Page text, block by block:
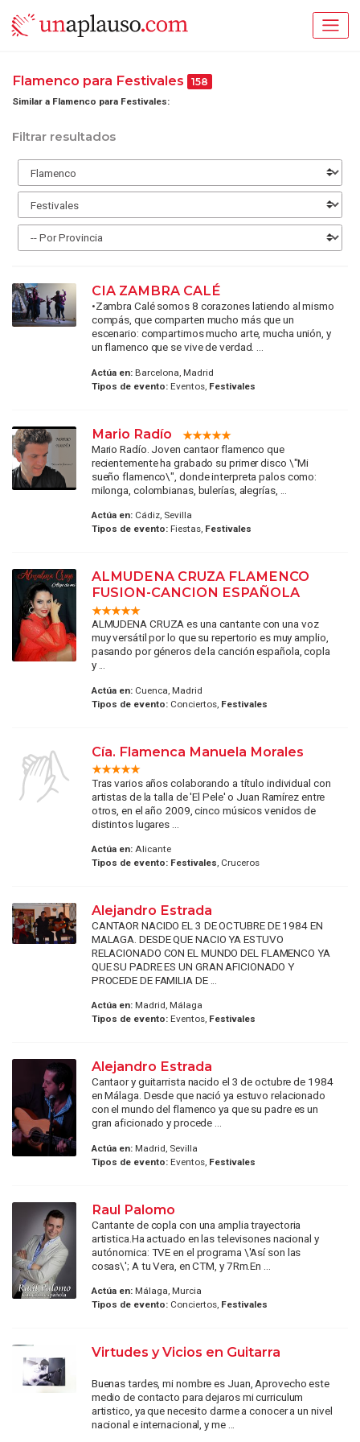
Flamenco para Festivales 158
Similar a Flamenco para Festivales:
Filtrar resultados
CIA ZAMBRA CALÉ
•Zambra Calé somos 8 corazones latiendo al mismo
compás, que comparten mucho más que un
escenario: compartimos mucho arte, mucha unión, y
un flamenco que se vive de verdad. ...
Actúa en:Barcelona, Madrid
Tipos de evento:Eventos, Festivales
Mario Radío
Mario Radío. Joven cantaor flamenco que
recientemente ha grabado su primer disco \"Mi
sueño flamenco\", donde interpreta palos como:
milonga, colombianas, bulerías, alegrías, ...
Actúa en:Cádiz, Sevilla
Tipos de evento:Fiestas, Festivales
ALMUDENA CRUZA FLAMENCO
FUSION-CANCION ESPAÑOLA
ALMUDENA CRUZA es una cantante con una voz
muy versátil por lo que su repertorio es muy amplio,
pasando por géneros de la canción española, copla
y ...
Actúa en:Cuenca, Madrid
Tipos de evento:Conciertos, Festivales
Cía. Flamenca Manuela Morales
Tras varios años colaborando a título individual con
artistas de la talla de 'El Pele' o Juan Ramírez entre
otros, en el año 2009, cinco músicos venidos de
distintos lugares ...
Actúa en:Alicante
Tipos de evento: Festivales, Cruceros
Alejandro Estrada
CANTAOR NACIDO EL 3 DE OCTUBRE DE 1984 EN
MALAGA. DESDE QUE NACIO YA ESTUVO
RELACIONADO CON EL MUNDO DEL FLAMENCO YA
QUE SU PADRE ES UN GRAN AFICIONADO Y
PROCEDE DE FAMILIA DE ...
Actúa en:Madrid, Málaga
Tipos de evento:Eventos, Festivales
Alejandro Estrada
Cantaor y guitarrista nacido el 3 de octubre de 1984
en Málaga. Desde que nació ya estuvo relacionado
con el mundo del flamenco ya que su padre es un
gran aficionado y procede ...
Actúa en:Madrid, Sevilla
Tipos de evento:Eventos, Festivales
Raul Palomo
Cantante de copla con una amplia trayectoria
artistica.Ha actuado en las televisones nacional y
autónomica: TVE en el programa \'Así son las
cosas\'; A tu Vera, en CTM, y 7Rm.En ...
Actúa en:Málaga, Murcia
Tipos de evento:Conciertos, Festivales
Virtudes y Vicios en Guitarra
Buenas tardes, mi nombre es Juan, Aprovecho este
medio de contacto para dejaros mi curriculum
artistico, ya que necesito darme a conocer a un nivel
nacional e internacional, y me ...